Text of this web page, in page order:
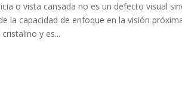
o vista cansada no es un defecto visual
la capacidad de enfoque en la visión
y es...